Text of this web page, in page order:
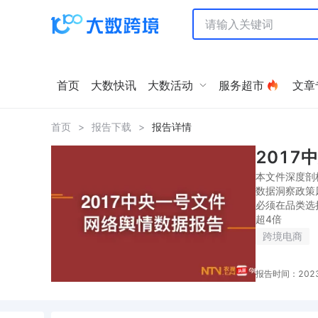
首页 大数快讯 大数活动 服务超市 文章
首页 > 报告下载 > 报告详情
2017中
本文件深度
数据洞察政
必须在品类
超4倍
跨境电商
报告时间：